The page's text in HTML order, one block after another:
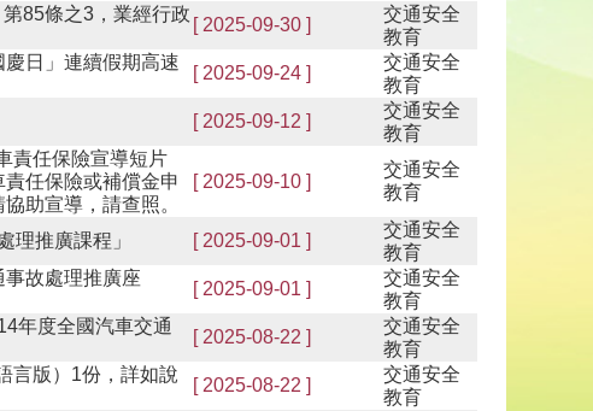
85條之3，業經行政
[ 2025-09-30 ]
交通安全
教育
日」連續假期高速
[ 2025-09-24 ]
交通安全
教育
[ 2025-09-12 ]
交通安全
教育
責任保險宣導短片
任保險或補償金申
助宣導，請查照。
[ 2025-09-10 ]
交通安全
教育
理推廣課程」 [ 2025-09-01 ]
交通安全
教育
故處理推廣座
[ 2025-09-01 ]
交通安全
教育
年度全國汽車交通
[ 2025-08-22 ]
交通安全
教育
言版）1份，詳如說
[ 2025-08-22 ]
交通安全
教育